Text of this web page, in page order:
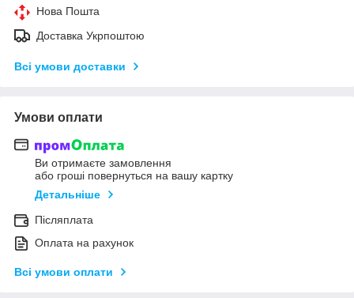
Нова Пошта
Доставка Укрпоштою
Всі умови доставки
Умови оплати
Ви отримаєте замовлення
або гроші повернуться на вашу картку
Детальніше
Післяплата
Оплата на рахунок
Всі умови оплати